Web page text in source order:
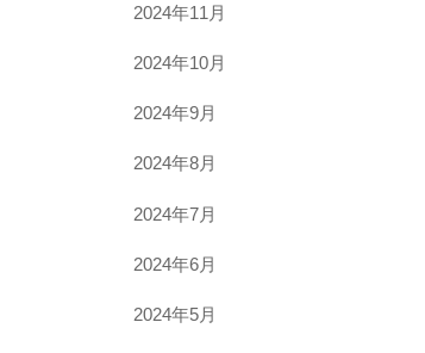
2024年11月
2024年10月
2024年9月
2024年8月
2024年7月
2024年6月
2024年5月